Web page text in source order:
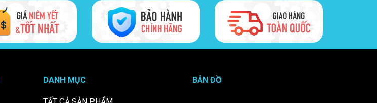
DANH MỤC BẢN ĐỒ